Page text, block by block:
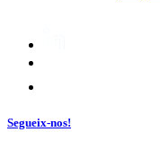
Segueix-nos!